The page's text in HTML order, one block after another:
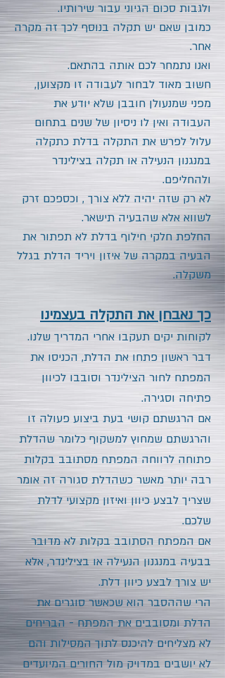
ולגבות סכום הגיוני עבור שירותיו.
כמובן שאם יש תקלה בנוסף לכך זה מקרה
אחר.
ואנו נתמחר לכם אותה בהתאם.
חשוב מאוד לבחור לעבודה זו מקצוען,
מפני שמנעולן חובבן שלא יודע את
העבודה ואין לו ניסיון של שנים בתחום
עלול לפרש את התקלה בדלת כתקלה
במנגנון הנעילה או תקלה בצילינדר
ולהחליפם.
לא רק שזה יהיה ללא צורך , וכספכם זרק
לשווא אלא שהבעיה תישאר.
החלפת חלקי חילוף בדלת לא תפתור את
הבעיה במקרה של איזון ויריד הדלת בגלל
משקלה.
כך נאבחן את התקלה בעצמינו
לקוחות יקים תעקבו אחרי המדריך שלנו.
דבר ראשון פתחו את הדלת, הכניסו את
המפתח לחור הצילינדר וסובבו לכיוון
פתיחה וסגירה.
אם הרגשתם קושי בעת ביצוע פעולה זו
והרגשתם שמחוץ למשקוף כלומר שהדלת
פתוחה לרווחה המפתח מסתובב בקלות
רבה יותר מאשר כשהדלת סגורה זה אומר
שצריך לבצע כיוון ואיזון מקצועי לדלת
שלכם.
אם המפתח הסתובב בקלות לא מדובר
בבעיה במנגנון הנעילה או בצילינדר, אלא
יש צורך לבצע כיוון דלת.
הרי שההסבר הוא שכאשר סוגרים את
הדלת ומסובבים את המפתח - הבריחים
לא מצליחים להיכנס לתוך המסילות והם
לא יושבים במדויק מול החורים המיועדים